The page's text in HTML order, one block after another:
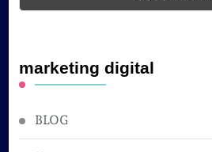
marketing digital
BLOG